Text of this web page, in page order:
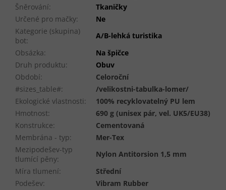
Šněrování:
Tkaničky
Určené pro mačky:
Ne
Kategorie (skupina)
bot:
A/B-lehká turistika
Obsázka:
Na špičce
Druh produktu:
Obuv
Období:
Celoroční
#sizes_table#:
/velikostni-tabulka-lomer/
Ekologické vlastnosti:
100% recyklovatelný PU lem
Hmotnost:
690 g (unisex pár, vel. UK5/EU38)
Konstrukce:
Cementovaná
Membrána - typ:
Mer-Tex
Mezipodešev-typ
tlumící pěny:
Nylon Antitorsion 1,5 mm
Míra tlumení:
Střední
Podešev:
Vibram Rubber